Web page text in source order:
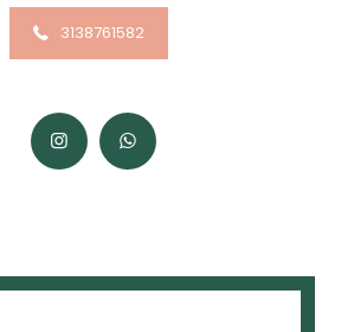
3138761582